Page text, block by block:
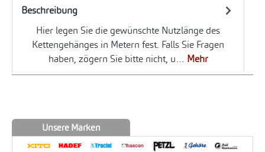
Beschreibung
Hier legen Sie die gewünschte Nutzlänge des
Kettengehänges in Metern fest. Falls Sie Fragen
haben, zögern Sie bitte nicht, u… Mehr
Unsere Marken